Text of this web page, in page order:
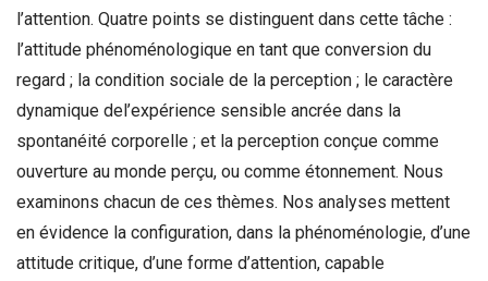
l’attention. Quatre points se distinguent dans cette tâche :
l’attitude phénoménologique en tant que conversion du
regard ; la condition sociale de la perception ; le caractère
dynamique del’expérience sensible ancrée dans la
spontanéité corporelle ; et la perception conçue comme
ouverture au monde perçu, ou comme étonnement. Nous
examinons chacun de ces thèmes. Nos analyses mettent
en évidence la configuration, dans la phénoménologie, d’une
attitude critique, d’une forme d’attention, capable